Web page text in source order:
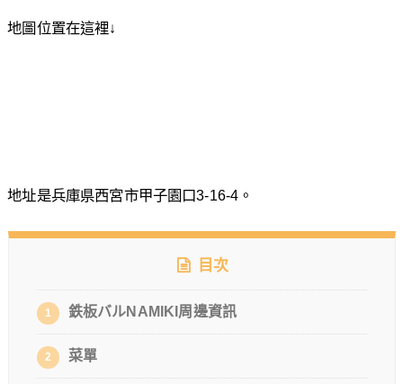
地圖位置在這裡↓
地址是兵庫県西宮市甲子園口3-16-4。
目次
1 鉄板バルNAMIKI周邊資訊
2 菜單